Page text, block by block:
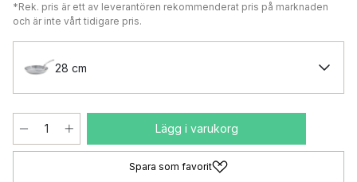
*Rek. pris är ett av leverantören rekommenderat pris på marknaden
och är inte vårt tidigare pris.
28 cm
Lägg i varukorg
Spara som favorit